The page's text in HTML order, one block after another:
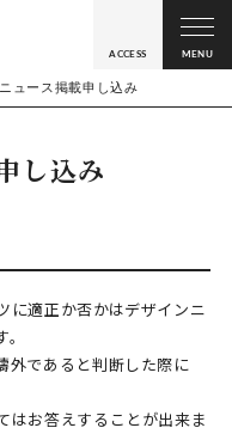
ACCESS MENU
ュース掲載申し込み
し込み
に適正か否かはデザインニ
外であると判断した際に
はお答えすることが出来ま